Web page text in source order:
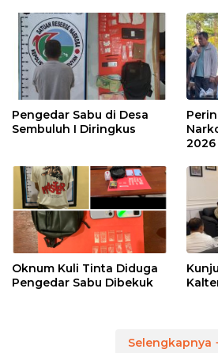
Pengedar Sabu di Desa
Sembuluh I Diringkus
2026
Oknum Kuli Tinta Diduga
Pengedar Sabu Dibekuk
Selengkapnya